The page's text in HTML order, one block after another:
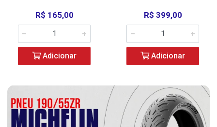
R$ 165,00
Adicionar
R$ 399,00
Adicionar